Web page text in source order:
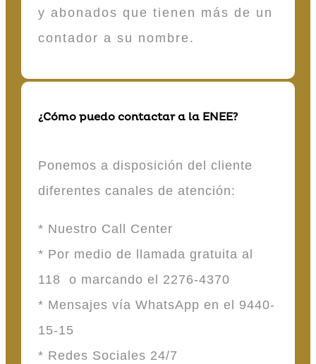
y abonados que tienen más de un
contador a su nombre.
¿Cómo puedo contactar a la ENEE?
Ponemos a disposición del cliente
diferentes canales de atención:
* Nuestro Call Center
* Por medio de llamada gratuita al
118 o marcando el 2276-4370
* Mensajes vía WhatsApp en el 9440-
15-15
* Redes Sociales 24/7